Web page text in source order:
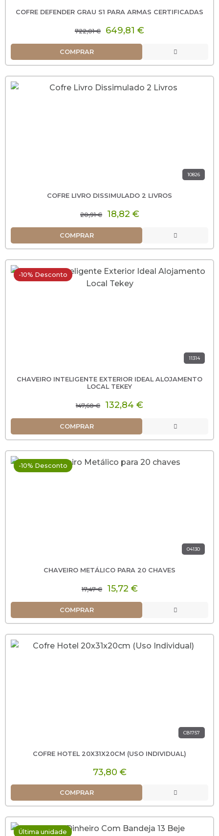
COFRE DEFENDER GRAU S1 PARA ARMAS CERTIFICADAS
722,01 € 649,81 €
COMPRAR
10826
COFRE LIVRO DISSIMULADO 2 LIVROS
20,91 € 18,82 €
COMPRAR
-10% Desconto
11314
CHAVEIRO INTELIGENTE EXTERIOR IDEAL ALOJAMENTO
LOCAL TEKEY
147,60 € 132,84 €
COMPRAR
-10% Desconto
04130
CHAVEIRO METÁLICO PARA 20 CHAVES
17,47 € 15,72 €
COMPRAR
CB1757
COFRE HOTEL 20X31X20CM (USO INDIVIDUAL)
73,80 €
COMPRAR
Última unidade